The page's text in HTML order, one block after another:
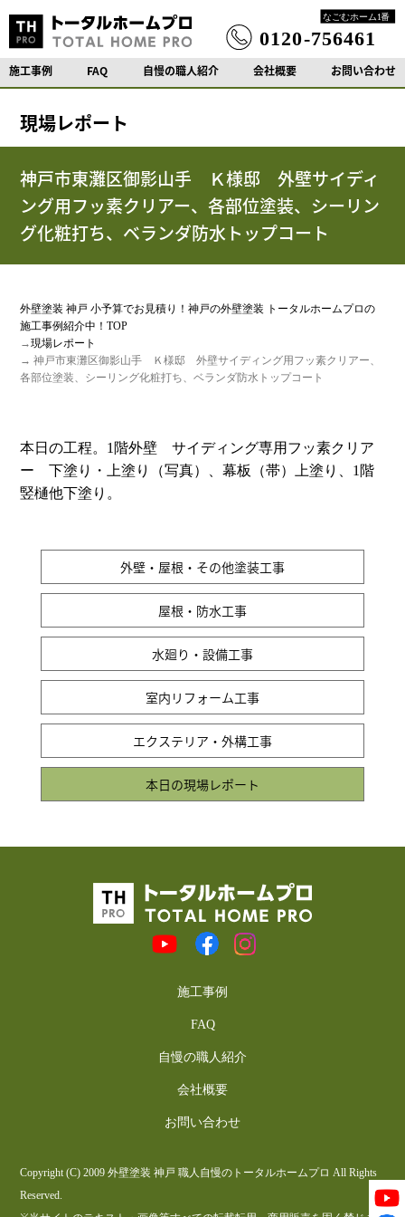
施工事例 FAQ 自慢の職人紹介 会社概要 お問い合わせ
現場レポート
神戸市東灘区御影山手 Ｋ様邸 外壁サイディ
ング用フッ素クリアー、各部位塗装、シーリン
グ化粧打ち、ベランダ防水トップコート
外壁塗装 神戸 小予算でお見積り！神戸の外壁塗装 トータルホームプロの
施工事例紹介中！TOP
→現場レポート
→ 神戸市東灘区御影山手 Ｋ様邸 外壁サイディング用フッ素クリアー、
各部位塗装、シーリング化粧打ち、ベランダ防水トップコート
本日の工程。1階外壁 サイディング専用フッ素クリア
ー 下塗り・上塗り（写真）、幕板（帯）上塗り、1階
竪樋他下塗り。
外壁・屋根・その他塗装工事
屋根・防水工事
水廻り・設備工事
室内リフォーム工事
エクステリア・外構工事
本日の現場レポート
施工事例
FAQ
自慢の職人紹介
会社概要
お問い合わせ
Copyright (C) 2009 外壁塗装 神戸 職人自慢のトータルホームプロ All Rights
Reserved.